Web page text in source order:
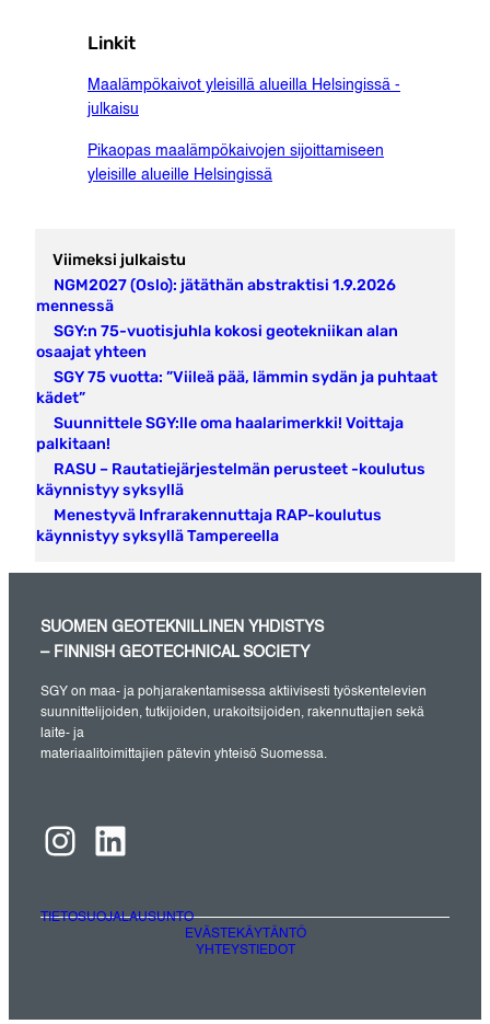
Linkit
Maalämpökaivot yleisillä alueilla Helsingissä -
julkaisu
Pikaopas maalämpökaivojen sijoittamiseen
yleisille alueille Helsingissä
Viimeksi julkaistu
NGM2027 (Oslo): jätäthän abstraktisi 1.9.2026
mennessä
SGY:n 75-vuotisjuhla kokosi geotekniikan alan
osaajat yhteen
SGY 75 vuotta: ”Viileä pää, lämmin sydän ja puhtaat
kädet”
Suunnittele SGY:lle oma haalarimerkki! Voittaja
palkitaan!
RASU – Rautatiejärjestelmän perusteet -koulutus
käynnistyy syksyllä
Menestyvä Infrarakennuttaja RAP-koulutus
käynnistyy syksyllä Tampereella
SUOMEN GEOTEKNILLINEN YHDISTYS
– FINNISH GEOTECHNICAL SOCIETY
SGY on maa- ja pohjarakentamisessa aktiivisesti työskentelevien
suunnittelijoiden, tutkijoiden, urakoitsijoiden, rakennuttajien sekä
laite- ja
materiaalitoimittajien pätevin yhteisö Suomessa.
Instagram LinkedIn
TIETOSUOJALAUSUNTO
EVÄSTEKÄYTÄNTÖ
YHTEYSTIEDOT